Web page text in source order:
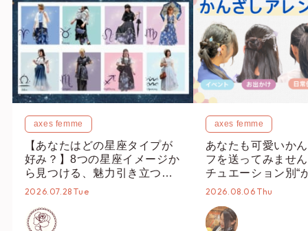
axes femme
【あなたはどの星座タイプが
好み？】8つの星座イメージか
ら見つける、魅力引き立つス
タイリング♡
2026.07.28 Tue
axes femme
あなたも可愛いか
フを送ってみませ
チュエーション別“
オススメ【ショッ
2026.08.06 Thu